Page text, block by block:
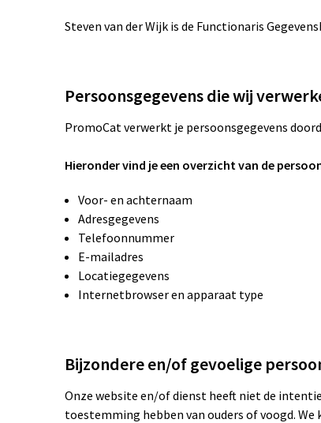
Steven van der Wijk is de Functionaris
Persoonsgegevens die wij
PromoCat verwerkt je persoonsgegevens
Hieronder vind je een overzicht van de
Voor- en achternaam
Adresgegevens
Telefoonnummer
E-mailadres
Locatiegegevens
Internetbrowser en apparaat type
Bijzondere en/of gevoelige
Onze website en/of dienst heeft niet de
toestemming hebben van ouders of voogd.